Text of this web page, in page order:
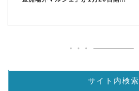
サイト内検索